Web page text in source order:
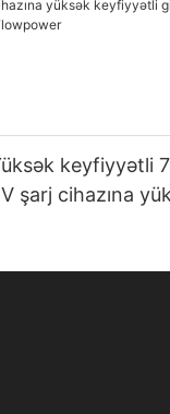
keyfiyyətli
şarj cihazına